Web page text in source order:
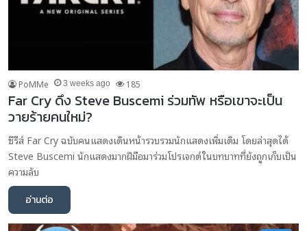
PoMMe 3 weeks ago 185
Far Cry ดึง Steve Buscemi ร่วมทัพ หรือเขาจะเป็น
วายร้ายคนใหม่?
ซีรีส์ Far Cry ฉบับคนแสดงเดินหน้ารวบรวมนักแสดงเพิ่มเติม โดยล่าสุดได้
Steve Buscemi นักแสดงมากฝีมือมาร่วมโปรเจกต์ในบทบาทที่ยังถูกเก็บเป็น
ความลับ
อ่านต่อ